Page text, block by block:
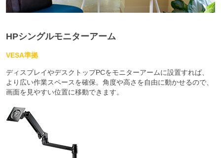
HPシングルモニターアーム
VESA準拠
ディスプレイやデスクトップPCをモニターアームに設置すれば、
より広い作業スペースを確保。角度や高さを自由に動かせるので、
画面を見やすい位置に移動できます。